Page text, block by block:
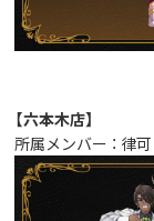
【六本木店】
所属メンバー ： 律可